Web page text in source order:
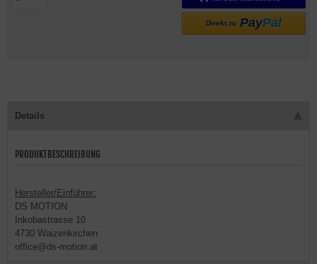
Direkt zu PayPal
Details
PRODUKTBESCHREIBUNG
Hersteller/Einführer:
DS MOTION
Inkobastrasse 10
4730 Waizenkirchen
office@ds-motion.at